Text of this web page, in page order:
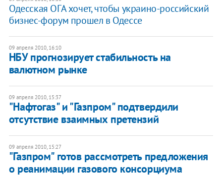
Одесская ОГА хочет, чтобы украино-российский
бизнес-форум прошел в Одессе
09 апреля 2010, 16:10
НБУ прогнозирует стабильность на
валютном рынке
09 апреля 2010, 15:37
"Нафтогаз" и "Газпром" подтвердили
отсутствие взаимных претензий
09 апреля 2010, 15:27
"Газпром" готов рассмотреть предложения
о реанимации газового консорциума